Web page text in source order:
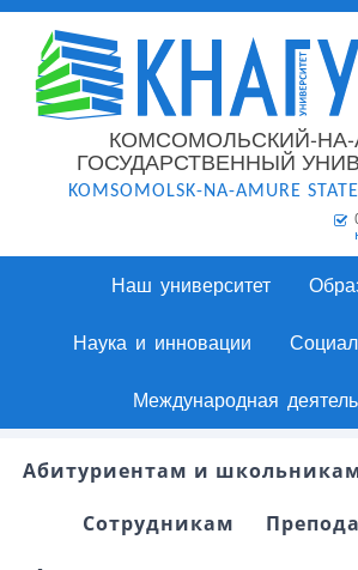
КОМСОМОЛЬСКИЙ-
ГОСУДАРСТВЕННЫЙ
KOMSOMOLSK-NA-AMURE
Наш университет
Наука и инновации
Международная
Абитуриентам и
Сотрудникам